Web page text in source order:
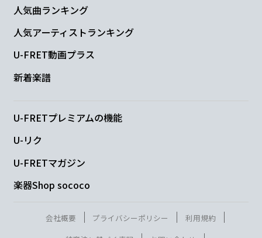
願いや
Bm BmM7
想い が も う
この
人気曲ランキング
人気アーティストランキング
U-FRET動画プラス
新着楽譜
U-FRETプレミアムの機能
U-リク
U-FRETマガジン
楽器Shop sococo
会社概要 プライバシーポリシー
利用規約